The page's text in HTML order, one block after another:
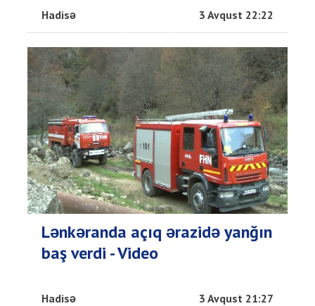
Hadisə 3 Avqust 22:22
Lənkəranda açıq ərazidə yanğın
baş verdi - Video
Hadisə 3 Avqust 21:27